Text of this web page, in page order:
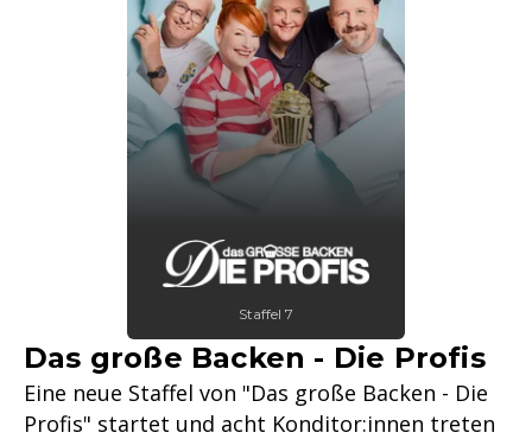
Staffel 7
Das große Backen - Die Profis
Eine neue Staffel von "Das große Backen - Die
Profis" startet und acht Konditor:innen treten